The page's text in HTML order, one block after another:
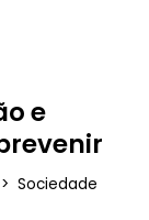
e
Sociedade